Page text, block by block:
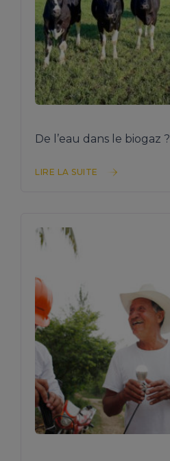
De l’eau dans le biogaz ?
LIRE LA SUITE